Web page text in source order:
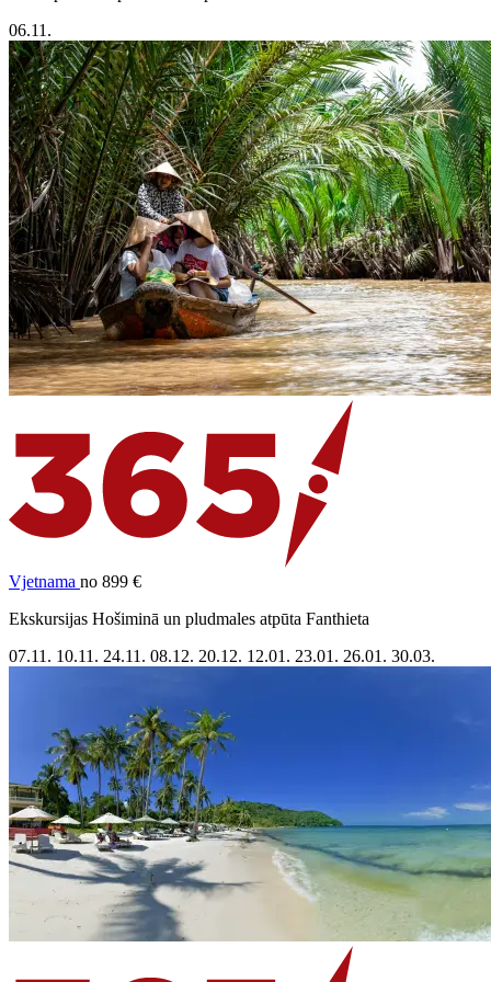
06.11.
Vjetnama no 899 €
Ekskursijas Hošiminā un pludmales atpūta Fanthieta
07.11. 10.11. 24.11. 08.12. 20.12. 12.01. 23.01. 26.01. 30.03.